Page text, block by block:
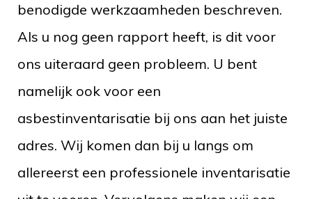
benodigde werkzaamheden beschreven.
Als u nog geen rapport heeft, is dit voor
ons uiteraard geen probleem. U bent
namelijk ook voor een
asbestinventarisatie bij ons aan het juiste
adres. Wij komen dan bij u langs om
allereerst een professionele inventarisatie